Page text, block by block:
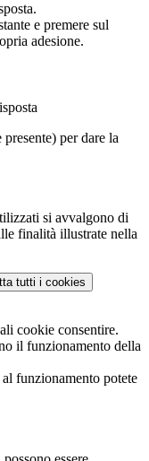
e premere sul
adesione.
per dare la
si avvalgono di
finalità illustrate nella
tutti i cookies
cookie consentire.
il funzionamento della
funzionamento potete